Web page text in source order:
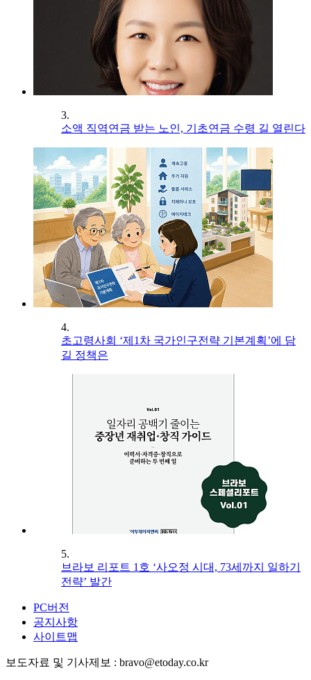
3.
소액 직역연금 받는 노인, 기초연금 수령 길 열린다
4.
초고령사회 ‘제1차 국가인구전략 기본계획’에 담
길 정책은
5.
브라보 리포트 1호 ‘사오정 시대, 73세까지 일하기
전략’ 발간
PC버전
공지사항
사이트맵
보도자료 및 기사제보 : bravo@etoday.co.kr